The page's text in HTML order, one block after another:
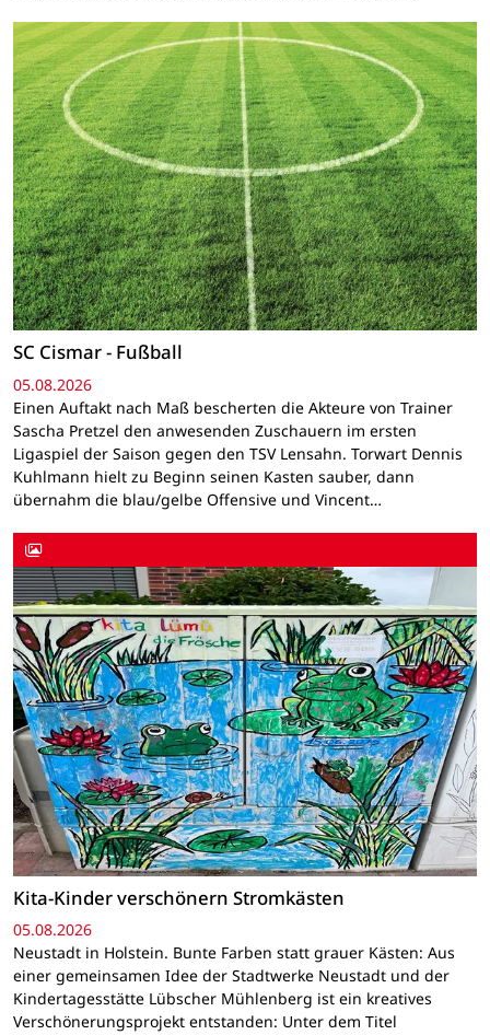
SC Cismar - Fußball
05.08.2026
Einen Auftakt nach Maß bescherten die Akteure von Trainer
Sascha Pretzel den anwesenden Zuschauern im ersten
Ligaspiel der Saison gegen den TSV Lensahn. Torwart Dennis
Kuhlmann hielt zu Beginn seinen Kasten sauber, dann
übernahm die blau/gelbe Offensive und Vincent…
Kita-Kinder verschönern Stromkästen
05.08.2026
Neustadt in Holstein. Bunte Farben statt grauer Kästen: Aus
einer gemeinsamen Idee der Stadtwerke Neustadt und der
Kindertagesstätte Lübscher Mühlenberg ist ein kreatives
Verschönerungsprojekt entstanden: Unter dem Titel